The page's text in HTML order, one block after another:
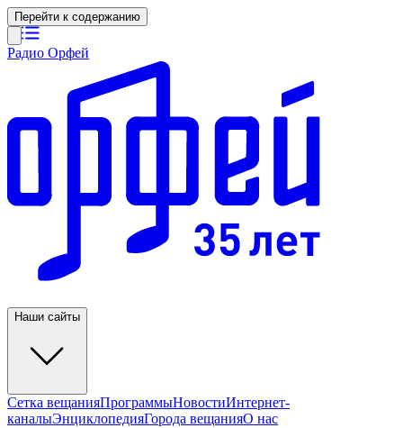
Перейти к содержанию
Радио Орфей
Наши сайты
Сетка вещанияПрограммыНовостиИнтернет-
каналыЭнциклопедияГорода вещанияО нас